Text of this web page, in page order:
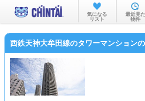
お部屋を探す
沿線・駅か
気になる
リスト
最近見た
物件
西鉄天神大牟田線のタワーマンション